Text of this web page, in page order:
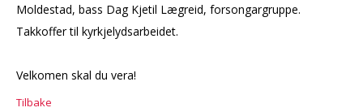
Moldestad, bass Dag Kjetil Lægreid, forsongargruppe.
Takkoffer til kyrkjelydsarbeidet.
Velkomen skal du vera!
Tilbake